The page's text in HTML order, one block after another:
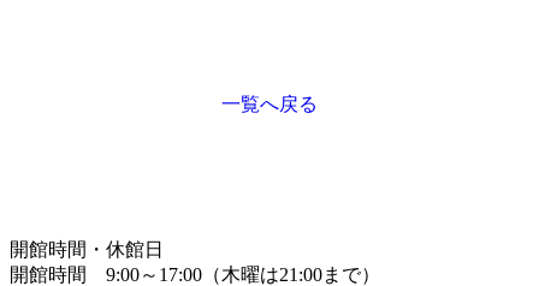
一覧へ戻る
開館時間・休館日
開館時間 9:00～17:00（木曜は21:00まで）